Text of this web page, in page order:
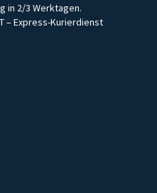
in 2/3 Werktagen.
– Express-Kurierdienst